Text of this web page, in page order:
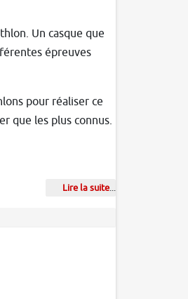
Un casque que
épreuves
pour réaliser ce
que les plus connus.
Lire la suite...